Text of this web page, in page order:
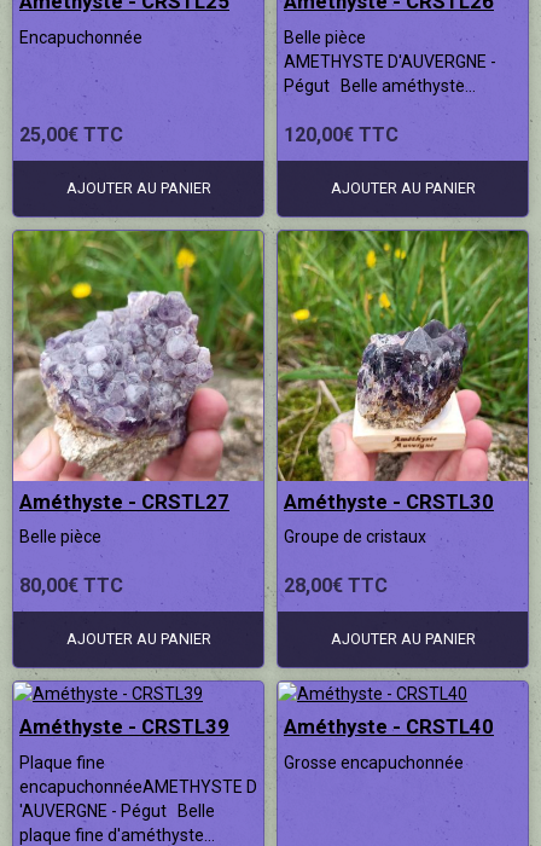
Encapuchonnée
25,00€ TTC
AJOUTER AU PANIER
Belle pièce
AMETHYSTE D'AUVERGNE -
Pégut Belle améthyste...
120,00€ TTC
AJOUTER AU PANIER
Améthyste - CRSTL27
Belle pièce
80,00€ TTC
AJOUTER AU PANIER
Améthyste - CRSTL30
Groupe de cristaux
28,00€ TTC
AJOUTER AU PANIER
Améthyste - CRSTL39
Plaque fine
encapuchonnéeAMETHYSTE D
'AUVERGNE - Pégut Belle
plaque fine d'améthyste...
Améthyste - CRSTL40
Grosse encapuchonnée